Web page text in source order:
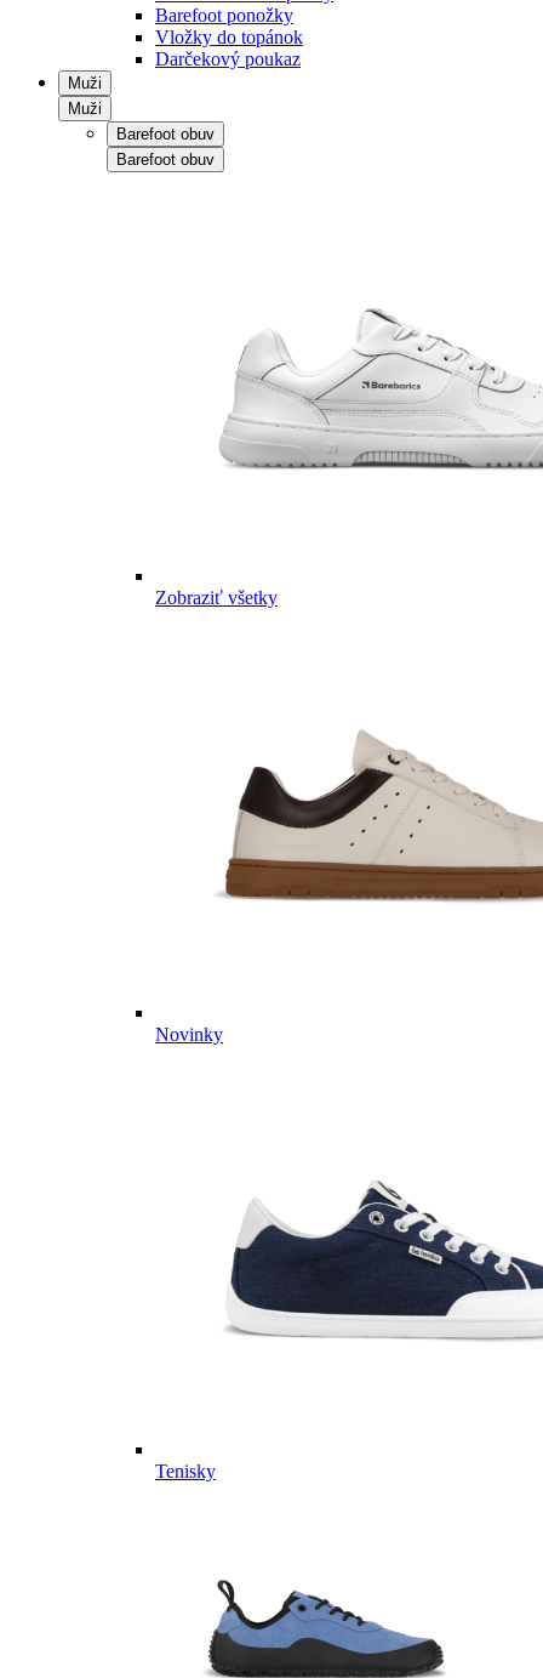
Barefoot ponožky
Vložky do topánok
Darčekový poukaz
Muži
Muži
Barefoot obuv
Barefoot obuv
Zobraziť všetky
Novinky
Tenisky